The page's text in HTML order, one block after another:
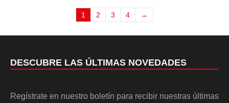
1 2 3 4 →
DESCUBRE LAS ÚLTIMAS NOVEDADES
Regístrate en nuestro boletín para recibir nuestras últimas